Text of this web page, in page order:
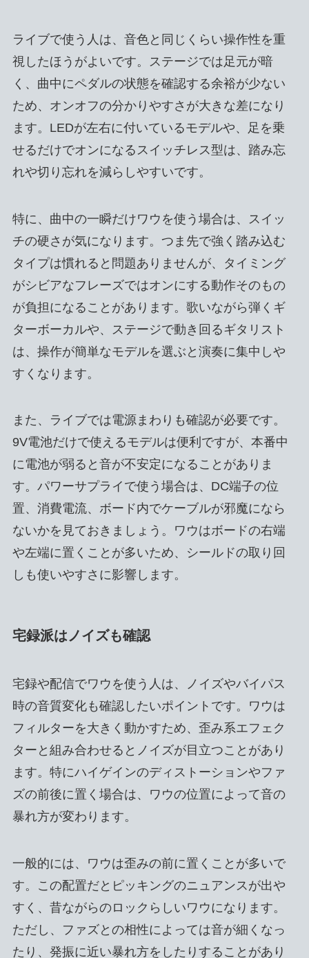
ライブで使う人は、音色と同じくらい操作性を重
視したほうがよいです。ステージでは足元が暗
く、曲中にペダルの状態を確認する余裕が少ない
ため、オンオフの分かりやすさが大きな差になり
ます。LEDが左右に付いているモデルや、足を乗
せるだけでオンになるスイッチレス型は、踏み忘
れや切り忘れを減らしやすいです。
特に、曲中の一瞬だけワウを使う場合は、スイッ
チの硬さが気になります。つま先で強く踏み込む
タイプは慣れると問題ありませんが、タイミング
がシビアなフレーズではオンにする動作そのもの
が負担になることがあります。歌いながら弾くギ
ターボーカルや、ステージで動き回るギタリスト
は、操作が簡単なモデルを選ぶと演奏に集中しや
すくなります。
また、ライブでは電源まわりも確認が必要です。
9V電池だけで使えるモデルは便利ですが、本番中
に電池が弱ると音が不安定になることがありま
す。パワーサプライで使う場合は、DC端子の位
置、消費電流、ボード内でケーブルが邪魔になら
ないかを見ておきましょう。ワウはボードの右端
や左端に置くことが多いため、シールドの取り回
しも使いやすさに影響します。
宅録派はノイズも確認
宅録や配信でワウを使う人は、ノイズやバイパス
時の音質変化も確認したいポイントです。ワウは
フィルターを大きく動かすため、歪み系エフェク
ターと組み合わせるとノイズが目立つことがあり
ます。特にハイゲインのディストーションやファ
ズの前後に置く場合は、ワウの位置によって音の
暴れ方が変わります。
一般的には、ワウは歪みの前に置くことが多いで
す。この配置だとピッキングのニュアンスが出や
すく、昔ながらのロックらしいワウになります。
ただし、ファズとの相性によっては音が細くなっ
たり、発振に近い暴れ方をしたりすることがあり